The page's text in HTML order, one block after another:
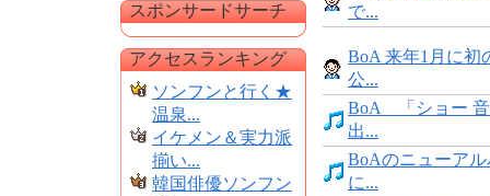
スポンサードサーチ
アクセスランキング
ソンフンと行く★
温泉...
イケメン＆実力派
揃い...
韓国俳優ソンフン
で...
BoA 来年1月に初
公...
BoA 「ショー
出...
BoAのニューアル
に...